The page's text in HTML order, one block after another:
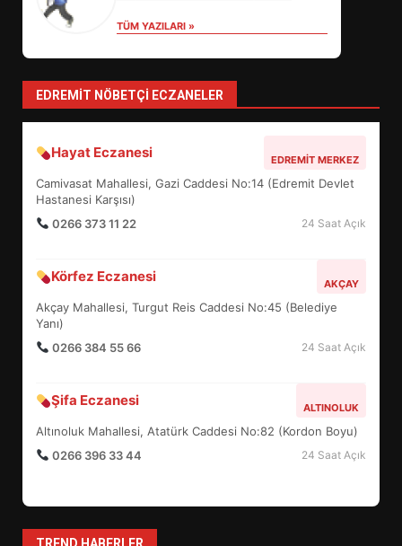
TÜM YAZILARI »
EDREMIT NÖBETÇI ECZANELER
Hayat Eczanesi EDREMIT MERKEZ
Camivasat Mahallesi, Gazi Caddesi No:14 (Edremit Devlet
Hastanesi Karşısı)
0266 373 11 22
24 Saat Açık
Körfez Eczanesi AKÇAY
Akçay Mahallesi, Turgut Reis Caddesi No:45 (Belediye
Yanı)
0266 384 55 66
24 Saat Açık
Şifa Eczanesi ALTINOLUK
Altınoluk Mahallesi, Atatürk Caddesi No:82 (Kordon Boyu)
0266 396 33 44
24 Saat Açık
4
5
BALIKESİR MÜZELERİNDE SÜRE
UZATILDI: NE DEĞİŞTİ?
6
TURNUVASI KAYITLARI NEYİ
7
YENİ YÖNETİM NASIL
ŞEKİLLENDİ?
1
HAREKETE GEÇİYOR: GÖZLER